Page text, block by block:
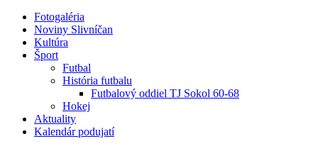
Fotogaléria
Noviny Slivníčan
Kultúra
Šport
Futbal
História futbalu
Futbalový oddiel TJ Sokol 60-68
Hokej
Aktuality
Kalendár podujatí